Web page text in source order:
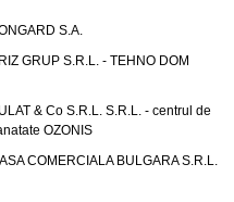
S.A.
GRUP S.R.L. - TEHNO DOM
& Co S.R.L. S.R.L. - centrul de
OZONIS
COMERCIALA BULGARA S.R.L.